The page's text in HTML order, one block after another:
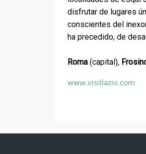
disfrutar de lugares
conscientes del
ha precedido, de
Roma (capital),
www.visitlazio.com